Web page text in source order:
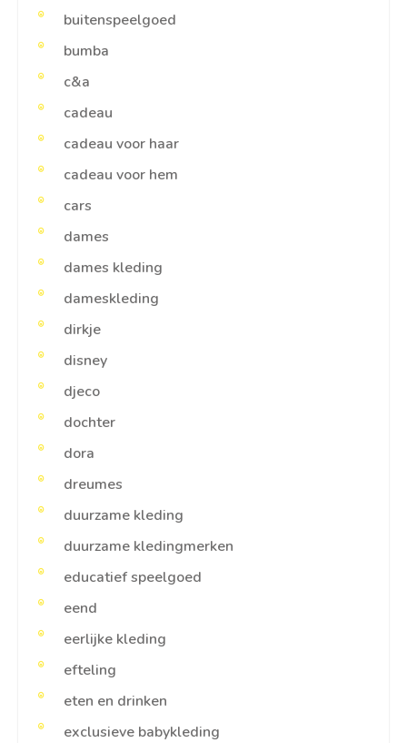
buitenspeelgoed
bumba
c&a
cadeau
cadeau voor haar
cadeau voor hem
cars
dames
dames kleding
dameskleding
dirkje
disney
djeco
dochter
dora
dreumes
duurzame kleding
duurzame kledingmerken
educatief speelgoed
eend
eerlijke kleding
efteling
eten en drinken
exclusieve babykleding